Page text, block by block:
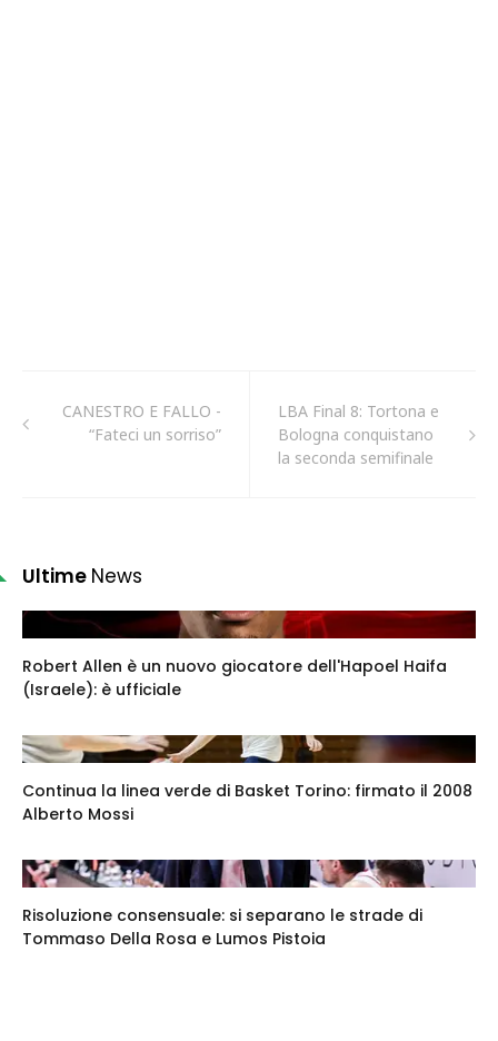
CANESTRO E FALLO -
“Fateci un sorriso”
LBA Final 8: Tortona e
Bologna conquistano
la seconda semifinale
Ultime News
Robert Allen è un nuovo giocatore dell'Hapoel Haifa
(Israele): è ufficiale
Continua la linea verde di Basket Torino: firmato il 2008
Alberto Mossi
Risoluzione consensuale: si separano le strade di
Tommaso Della Rosa e Lumos Pistoia